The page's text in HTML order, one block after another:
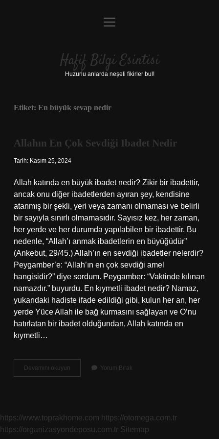
Anasayfa
Yasal Uyarı
menüyü
Hafif Bilgi Esintisi
Huzurlu anlarda neşeli fikirler bul!
Etiket: En büyük sevap nedir
Allahın En Çok Sevdiği Ibadet Nedir
Tarih: Kasım 25, 2024
Allah katında en büyük ibadet nedir? Zikir bir ibadettir,
ancak onu diğer ibadetlerden ayıran şey, kendisine
atanmış bir şekli, yeri veya zamanı olmaması ve belirli
bir sayıyla sınırlı olmamasıdır. Sayısız kez, her zaman,
her yerde ve her durumda yapılabilen bir ibadettir. Bu
nedenle, “Allah’ı anmak ibadetlerin en büyüğüdür”
(Ankebut, 29/45.) Allah’ın en sevdiği ibadetler nelerdir?
Peygamber’e: “Allah’ın en çok sevdiği amel
hangisidir?” diye sordum. Peygamber: “Vaktinde kılınan
namazdır.” buyurdu. En kıymetli ibadet nedir? Namaz,
yukarıdaki hadiste ifade edildiği gibi, kulun her an, her
yerde Yüce Allah ile bağ kurmasını sağlayan ve O’nu
hatırlatan bir ibadet olduğundan, Allah katında en
kıymetli…
Devamını okuyun
En
Yorum Bırak
https://www.toprakhome.com https://otomega.com.tr
https://organizasyondeposu.com.tr Sitemap